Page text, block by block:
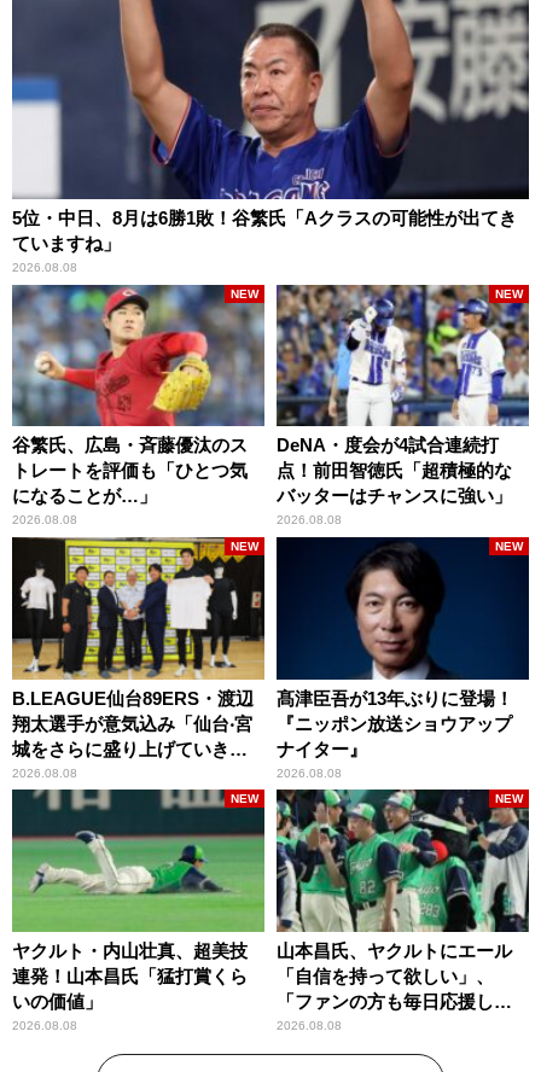
5位・中日、8月は6勝1敗！谷繁氏「Aクラスの可能性が出てき
ていますね」
2026.08.08
谷繁氏、広島・斉藤優汰のス
トレートを評価も「ひとつ気
になることが…」
2026.08.08
NEW
DeNA・度会が4試合連続打
点！前田智徳氏「超積極的な
バッターはチャンスに強い」
2026.08.08
NEW
B.LEAGUE仙台89ERS・渡辺
翔太選手が意気込み「仙台‧宮
城をさらに盛り上げていきた
いです」
2026.08.08
NEW
髙津臣吾が13年ぶりに登場！
『ニッポン放送ショウアップ
ナイター』
2026.08.08
NEW
ヤクルト・内山壮真、超美技
連発！山本昌氏「猛打賞くら
いの価値」
2026.08.08
NEW
山本昌氏、ヤクルトにエール
「自信を持って欲しい」、
「ファンの方も毎日応援して
くれています」
2026.08.08
NEW